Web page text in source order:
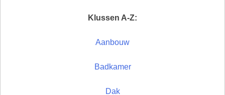
Klussen A-Z:
Aanbouw
Badkamer
Dak